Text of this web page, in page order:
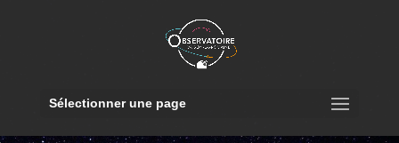
Sélectionner une page